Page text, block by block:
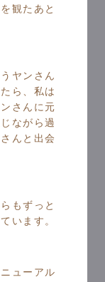
観たあと
ヤンさん
ら、私は
さんに元
ながら過
んと出会
もずっと
います。
ューアル